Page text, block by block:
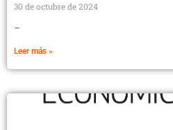
30 de octubre de 2024
–
Leer más »